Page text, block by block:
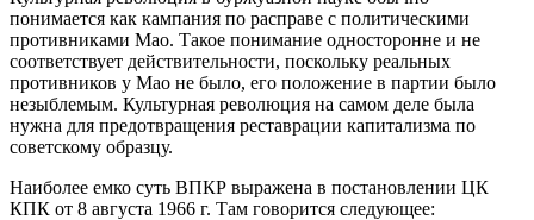
понимается как кампания по расправе с политическими
противниками Мао. Такое понимание односторонне и не
соответствует действительности, поскольку реальных
противников у Мао не было, его положение в партии было
незыблемым. Культурная революция на самом деле была
нужна для предотвращения реставрации капитализма по
советскому образцу.
Наиболее емко суть ВПКР выражена в постановлении ЦК
КПК от 8 августа 1966 г. Там говорится следующее: